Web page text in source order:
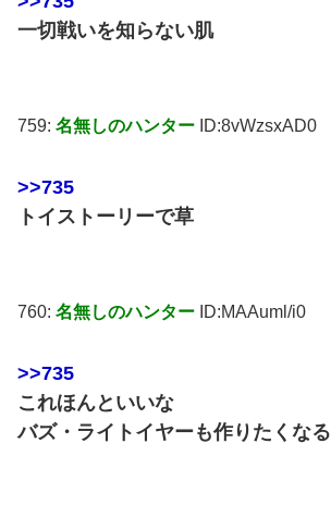
一切戦いを知らない肌
759: 名無しのハンター ID:8vWzsxAD0
>>735
トイストーリーで草
760: 名無しのハンター ID:MAAuml/i0
>>735
これほんといいな
バズ・ライトイヤーも作りたくなる